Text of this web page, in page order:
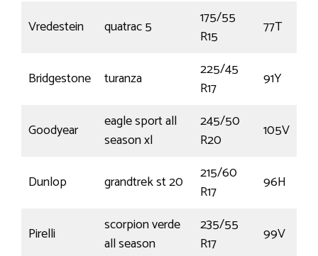
Vredestein quatrac 5
175/55
R15
77T
Bridgestone turanza
225/45
R17
91Y
Goodyear
eagle sport all
season xl
245/50
R20
105V
Dunlop grandtrek st 20
215/60
R17
96H
Pirelli
scorpion verde
all season
235/55
R17
99V